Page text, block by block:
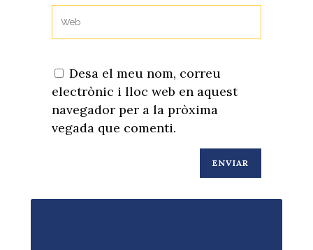
Desa el meu nom, correu
electrònic i lloc web en aquest
navegador per a la pròxima
vegada que comenti.